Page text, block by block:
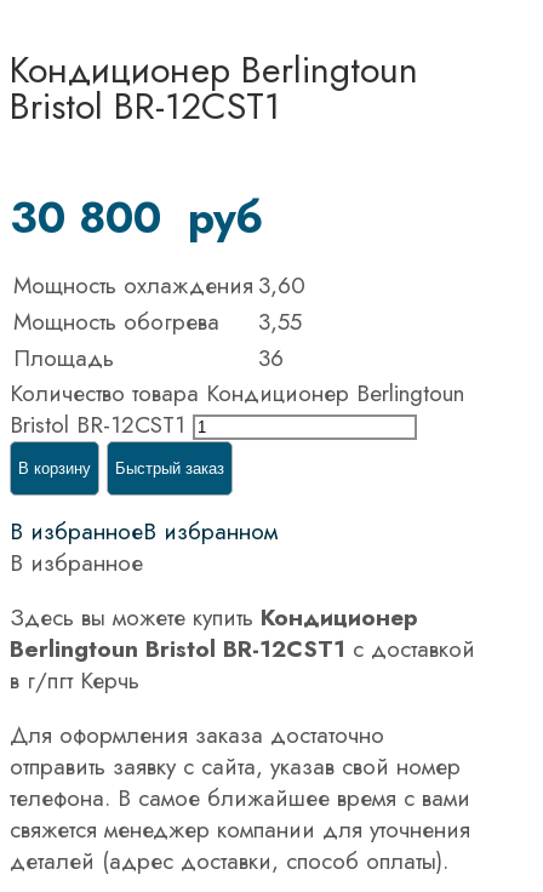
Кондиционер Berlingtoun
Bristol BR-12CST1
30 800 руб
Мощность охлаждения 3,60
Мощность обогрева
3,55
Площадь
36
Количество товара Кондиционер Berlingtoun
Bristol BR-12CST1
В корзину Быстрый заказ
В избранноеВ избранном
В избранное
Здесь вы можете купить Кондиционер
Berlingtoun Bristol BR-12CST1 с доставкой
в г/пгт Керчь
Для оформления заказа достаточно
отправить заявку с сайта, указав свой номер
телефона. В самое ближайшее время с вами
свяжется менеджер компании для уточнения
деталей (адрес доставки, способ оплаты).